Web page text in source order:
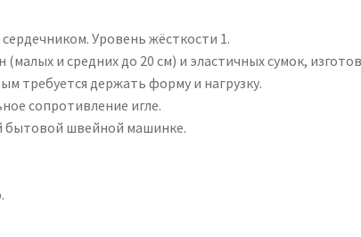
Уровень жёсткости 1.
и средних до 20 см) и эластичных сумок,
требуется держать форму и нагрузку.
сопротивление игле.
бытовой швейной машинке.